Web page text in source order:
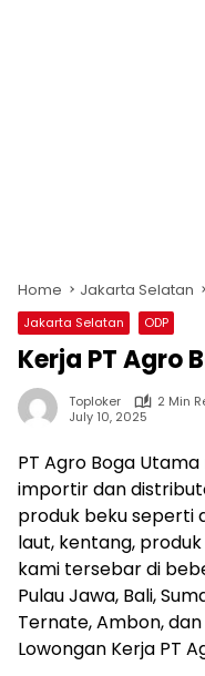
Home Jakarta Selatan
Jakarta Selatan ODP
Kerja PT Agro
Toploker
2 Min
July 10, 2025
PT Agro Boga
importir dan
produk beku seperti
laut, kentang,
kami tersebar di
Pulau Jawa, Bali,
Ternate, Ambon,
Lowongan Kerja PT